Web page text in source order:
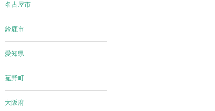
名古屋市
鈴鹿市
愛知県
菰野町
大阪府